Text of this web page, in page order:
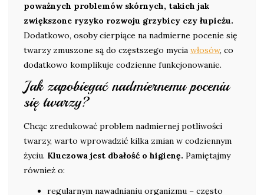
poważnych problemów skórnych, takich jak
zwiększone ryzyko rozwoju grzybicy czy łupieżu.
Dodatkowo, osoby cierpiące na nadmierne pocenie się
twarzy zmuszone są do częstszego mycia włosów, co
dodatkowo komplikuje codzienne funkcjonowanie.
Jak zapobiegać nadmiernemu poceniu
się twarzy?
Chcąc zredukować problem nadmiernej potliwości
twarzy, warto wprowadzić kilka zmian w codziennym
życiu. Kluczowa jest dbałość o higienę. Pamiętajmy
również o:
regularnym nawadnianiu organizmu – często